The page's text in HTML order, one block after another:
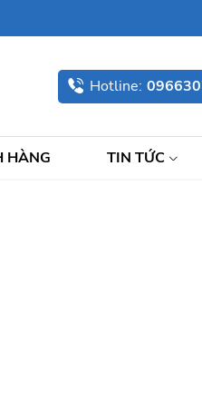
Hotline:
HÀNG TIN TỨC